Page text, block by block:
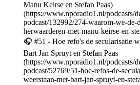
Manu Keirse en Stefan Paas)
(https://www.nporadio1.nl/podcasts/
podcast/132992/274-waarom-we-de-
herwaarderen-met-manu-keirse-en-
🎧 #51 - Hoe refo's de secularisatie
Bart Jan Spruyt en Stefan Paas
(https://www.nporadio1.nl/podcasts/
podcast/52769/51-hoe-refos-de-
weerstaan-met-bart-jan-spruyt-en-